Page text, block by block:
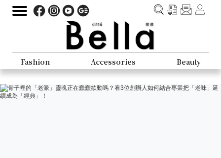
Fashion Accessories Beauty